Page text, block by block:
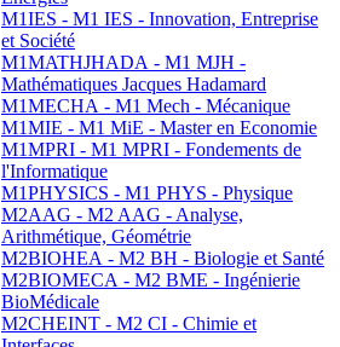
M1IES - M1 IES - Innovation, Entreprise
et Société
M1MATHJHADA - M1 MJH -
Mathématiques Jacques Hadamard
M1MECHA - M1 Mech - Mécanique
M1MIE - M1 MiE - Master en Economie
M1MPRI - M1 MPRI - Fondements de
l'Informatique
M1PHYSICS - M1 PHYS - Physique
M2AAG - M2 AAG - Analyse,
Arithmétique, Géométrie
M2BIOHEA - M2 BH - Biologie et Santé
M2BIOMECA - M2 BME - Ingénierie
BioMédicale
M2CHEINT - M2 CI - Chimie et